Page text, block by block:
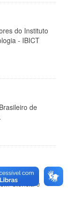
do Instituto
- IBICT
de
ao
Ciência e